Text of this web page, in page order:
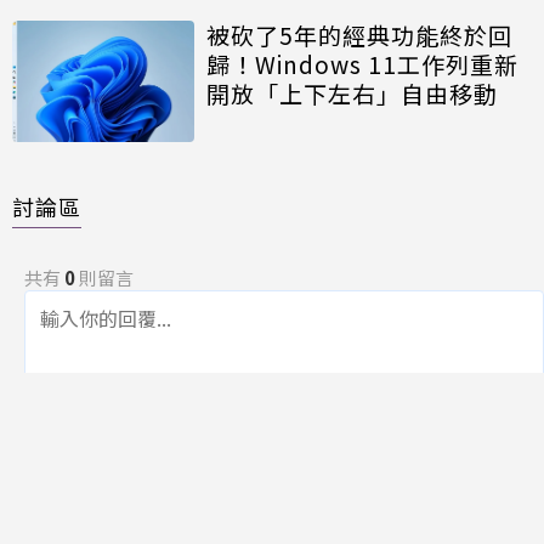
被砍了5年的經典功能終於回
歸！Windows 11工作列重新
開放「上下左右」自由移動
討論區
共有 0則留言